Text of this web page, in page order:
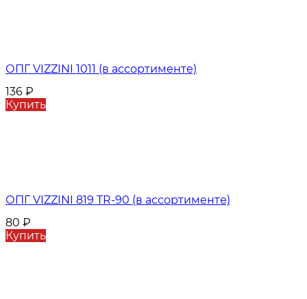
ОПГ VIZZINI 1011 (в ассортименте)
136 ₽
Купить
ОПГ VIZZINI 819 TR-90 (в ассортименте)
80 ₽
Купить